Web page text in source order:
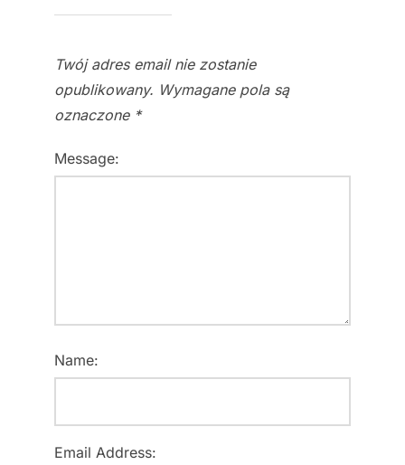
Twój adres email nie zostanie
opublikowany. Wymagane pola są
oznaczone *
Message:
Name:
Email Address: